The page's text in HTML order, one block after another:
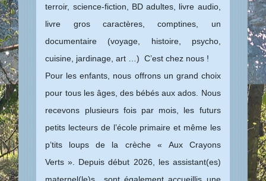
terroir, science-fiction, BD adultes, livre audio,
livre gros caractères, comptines, un
documentaire (voyage, histoire, psycho,
cuisine, jardinage, art …) C’est chez nous !
Pour les enfants, nous offrons un grand choix
pour tous les âges, des bébés aux ados. Nous
recevons plusieurs fois par mois, les futurs
petits lecteurs de l’école primaire et même les
p’tits loups de la crèche « Aux Crayons
Verts ». Depuis début 2026, les assistant(es)